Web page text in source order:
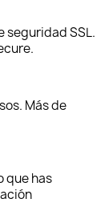
seguridad SSL.
Más de
que has